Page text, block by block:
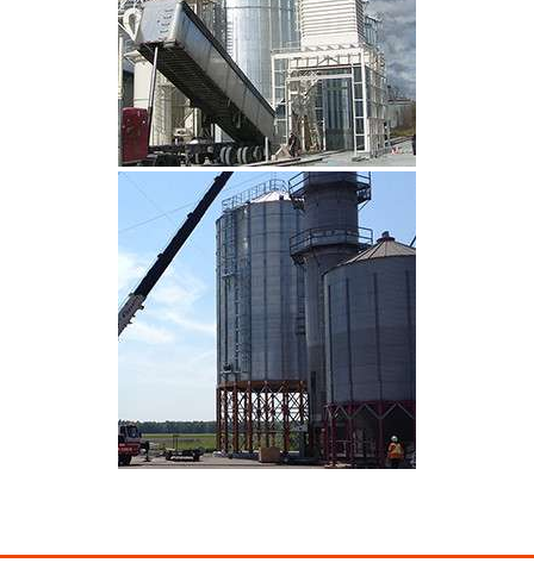
CLIQUEZ POUR AGRANDIR